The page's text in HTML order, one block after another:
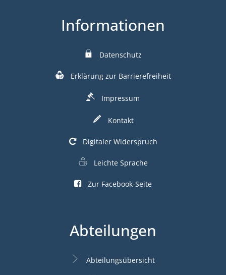
Informationen
Datenschutz
Erklärung zur Barrierefreiheit
Impressum
Kontakt
Digitaler Widerspruch
Leichte Sprache
Zur Facebook-Seite
Abteilungen
Abteilungsübersicht